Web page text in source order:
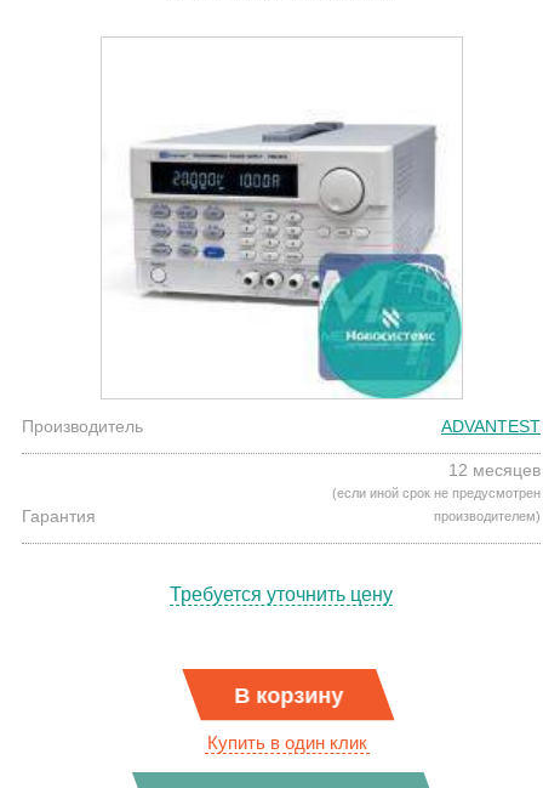
Производитель ADVANTEST
Гарантия
12 месяцев
(если иной срок не предусмотрен
производителем)
Требуется уточнить цену
В корзину
Купить в один клик